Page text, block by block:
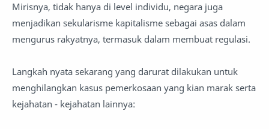
Mirisnya, tidak hanya di level individu, negara juga
menjadikan sekularisme kapitalisme sebagai asas dalam
mengurus rakyatnya, termasuk dalam membuat regulasi.
Langkah nyata sekarang yang darurat dilakukan untuk
menghilangkan kasus pemerkosaan yang kian marak serta
kejahatan - kejahatan lainnya: